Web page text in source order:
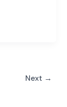
Next →